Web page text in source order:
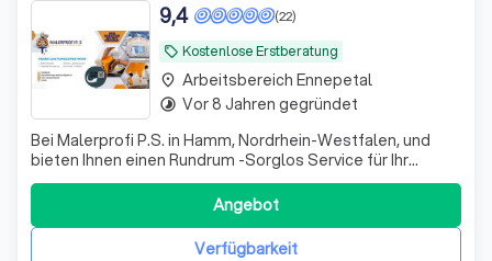
local_offer Kostenlose Erstberatung
(22)
9,4
Bei Malerprofi P.S. in Hamm, Nordrhein-Westfalen, und
bieten Ihnen einen Rundrum -Sorglos Service für Ihr
Zuhause an . Unsere Dienste sind : 1 . Fassadenreinigung,
Einfahrten, Gehwege und Terassen. Es wird ohne Druck
gearbeitet , wir arbeiten mit hochwertigen
Reinigungstechniken und 90% ohne Gerüst
Verfügbarkeit
Angebot
place Arbeitsbereich Ennepetal
timelapse Vor 8 Jahren gegründet